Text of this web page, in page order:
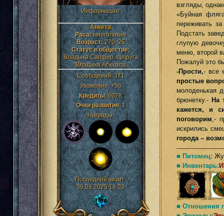
Информация:
Анкета
Раса:многоликая
Возраст:270 /25
Статус в обществе:
Владыка Сапфир, супруга
Владыки Аг’кхала
Сообщений:371
Уважение: +36
Кредиты:6078
Очки развития:1
Награды:
Последний визит:
06.08.2025 19:03
взгляды,
«Буйная
переживать
Подстать
глупую
меню, второй
Пожалуй это
-Прости,- все
простые
молоденькая
брюнетку.- На
кажется, и
поговорим ,-
искрились
города –
■ Питомец:
■ Инвентарь:
■ Отношения